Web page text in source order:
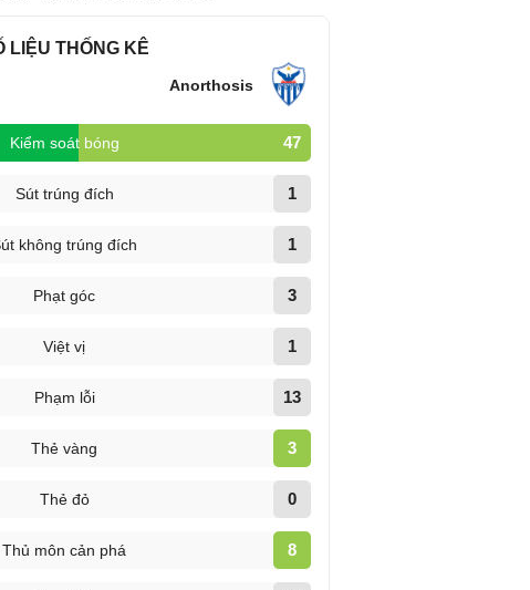
LIỆU THỐNG KÊ
Anorthosis
Kiểm soát bóng 47
Sút trúng đích 1
không trúng đích 1
Phạt góc 3
Việt vị 1
Phạm lỗi 13
Thẻ vàng 3
Thẻ đỏ 0
Thủ môn cản phá 8